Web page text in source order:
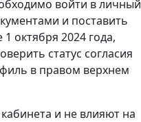
войти в личный
и поставить
октября 2024 года,
статус согласия
в правом верхнем
и не влияют на